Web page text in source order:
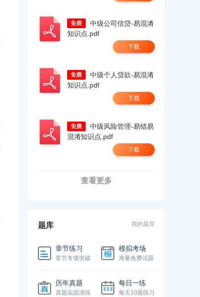
知识点.pdf
下载
知识点.pdf
下载
混淆知识点.pdf
下载
查看更多
题库 我的题库
章节练习
章节专项突破
模拟考场
海量免费试题
历年真题
真题实战演练
每日一练
每天10题练习